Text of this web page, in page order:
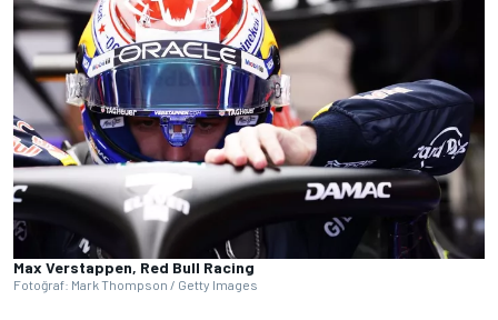
Max Verstappen, Red Bull Racing
Fotoğraf: Mark Thompson / Getty Images